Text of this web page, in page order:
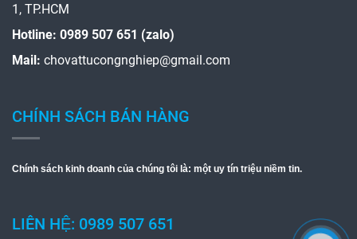
1, TP.HCM
Hotline: 0989 507 651 (zalo)
Mail: chovattucongnghiep@gmail.com
CHÍNH SÁCH BÁN HÀNG
Chính sách kinh doanh của chúng tôi là: một uy tín triệu niềm tin.
LIÊN HỆ: 0989 507 651